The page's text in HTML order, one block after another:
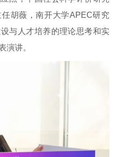
胡薇，南开大学APEC研究
与人才培养的理论思考和实
演讲。